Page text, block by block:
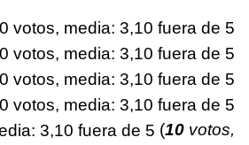
(10 votos,